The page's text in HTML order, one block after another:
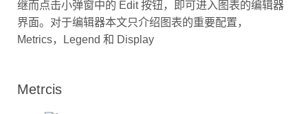
界面。对于编辑器本文只介绍图表的重要配置，
Metrics，Legend 和 Display
Metrcis